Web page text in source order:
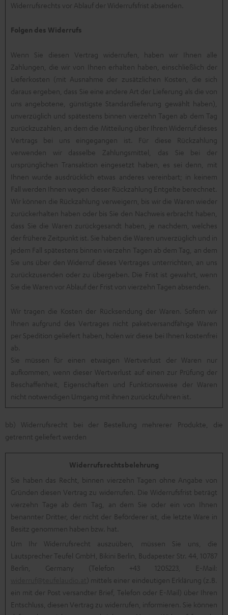
Widerrufsrechts vor Ablauf der Widerrufsfrist absenden.
Folgen des Widerrufs
Wenn Sie diesen Vertrag widerrufen, haben wir Ihnen alle
Zahlungen, die wir von Ihnen erhalten haben, einschließlich der
Lieferkosten (mit Ausnahme der zusätzlichen Kosten, die sich
daraus ergeben, dass Sie eine andere Art der Lieferung als die von
uns angebotene, günstigste Standardlieferung gewählt haben),
unverzüglich und spätestens binnen vierzehn Tagen ab dem Tag
zurückzuzahlen, an dem die Mitteilung über Ihren Widerruf dieses
Vertrags bei uns eingegangen ist. Für diese Rückzahlung
verwenden wir dasselbe Zahlungsmittel, das Sie bei der
ursprünglichen Transaktion eingesetzt haben, es sei denn, mit
Ihnen wurde ausdrücklich etwas anderes vereinbart; in keinem
Fall werden Ihnen wegen dieser Rückzahlung Entgelte berechnet.
Wir können die Rückzahlung verweigern, bis wir die Waren wieder
zurückerhalten haben oder bis Sie den Nachweis erbracht haben,
dass Sie die Waren zurückgesandt haben, je nachdem, welches
der frühere Zeitpunkt ist. Sie haben die Waren unverzüglich und in
jedem Fall spätestens binnen vierzehn Tagen ab dem Tag, an dem
Sie uns über den Widerruf dieses Vertrages unterrichten, an uns
zurückzusenden oder zu übergeben. Die Frist ist gewahrt, wenn
Sie die Waren vor Ablauf der Frist von vierzehn Tagen absenden.
Wir tragen die Kosten der Rücksendung der Waren. Sofern wir
Ihnen aufgrund des Vertrages nicht paketversandfähige Waren
per Spedition geliefert haben, holen wir diese bei Ihnen kostenfrei
ab.
Sie müssen für einen etwaigen Wertverlust der Waren nur
aufkommen, wenn dieser Wertverlust auf einen zur Prüfung der
Beschaffenheit, Eigenschaften und Funktionsweise der Waren
nicht notwendigen Umgang mit ihnen zurückzuführen ist.
bb) Widerrufsrecht bei der Bestellung mehrerer Produkte, die
getrennt geliefert werden
Widerrufsrechtsbelehrung
Sie haben das Recht, binnen vierzehn Tagen ohne Angabe von
Gründen diesen Vertrag zu widerrufen. Die Widerrufsfrist beträgt
vierzehn Tage ab dem Tag, an dem Sie oder ein von Ihnen
benannter Dritter, der nicht der Beförderer ist, die letzte Ware in
Besitz genommen haben bzw. hat.
Um Ihr Widerrufsrecht auszuüben, müssen Sie uns, die
Lautsprecher Teufel GmbH, Bikini Berlin, Budapester Str. 44, 10787
Berlin, Germany (Telefon +43 1205223, E-Mail:
) mittels einer eindeutigen Erklärung (z.B.
ein mit der Post versandter Brief, Telefon oder E-Mail) über Ihren
Entschluss, diesen Vertrag zu widerrufen, informieren. Sie können